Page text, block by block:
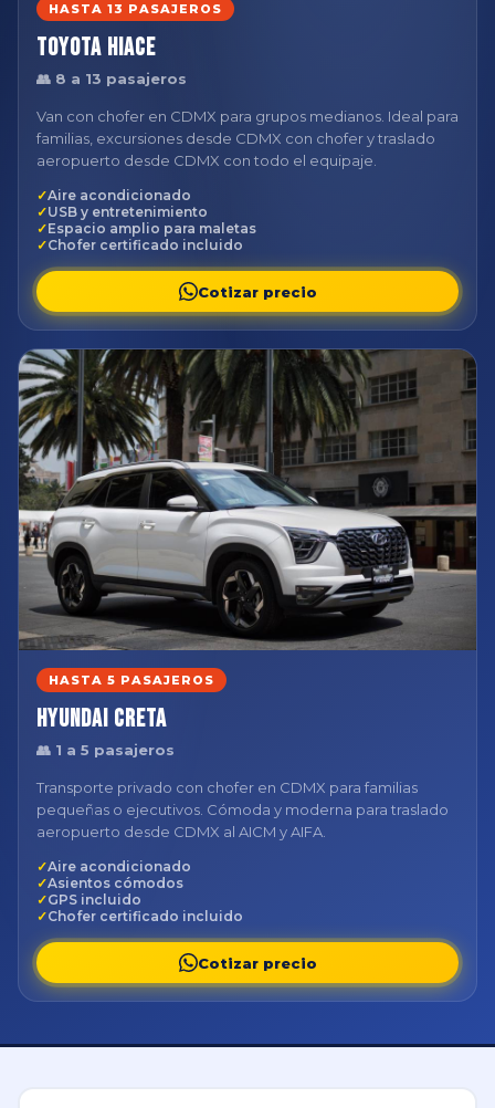
HASTA 13 PASAJEROS
Toyota Hiace
👥 8 a 13 pasajeros
Van con chofer en CDMX para grupos medianos. Ideal para
familias, excursiones desde CDMX con chofer y traslado
aeropuerto desde CDMX con todo el equipaje.
Aire acondicionado
USB y entretenimiento
Espacio amplio para maletas
Chofer certificado incluido
Cotizar precio
HASTA 5 PASAJEROS
Hyundai Creta
👥 1 a 5 pasajeros
Transporte privado con chofer en CDMX para familias
pequeñas o ejecutivos. Cómoda y moderna para traslado
aeropuerto desde CDMX al AICM y AIFA.
Aire acondicionado
Asientos cómodos
GPS incluido
Chofer certificado incluido
Cotizar precio